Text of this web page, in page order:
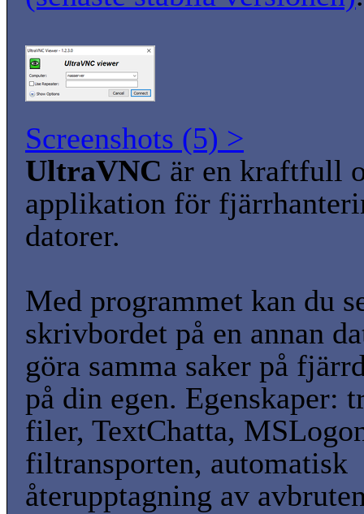
Screenshots (5) >
UltraVNC är en kraftfull
applikation för
datorer.
Med programmet kan du
skrivbordet på en annan
göra samma saker på
på din egen. Egenskaper:
filer, TextChatta,
filtransporten, automatisk
återupptagning av